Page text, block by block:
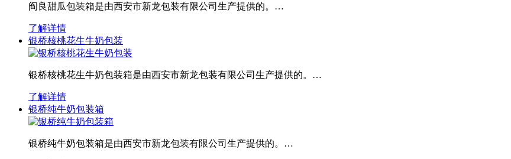
阎良甜瓜包装箱是由西安市新龙包装有限公司生产提供的。…
了解详情
银桥核桃花生牛奶包装
银桥核桃花生牛奶包装箱是由西安市新龙包装有限公司生产提供的。…
了解详情
银桥纯牛奶包装箱
银桥纯牛奶包装箱是由西安市新龙包装有限公司生产提供的。…